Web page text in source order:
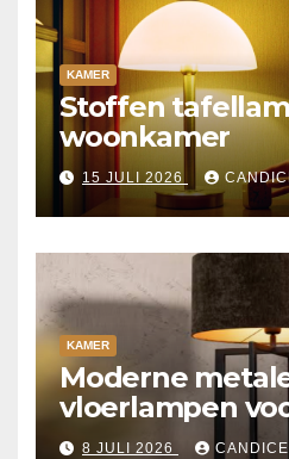
KAMER
Stoffen
woonkamer
15 JULI 2026
KAMER
Moderne
vloerlampen
8 JULI 2026 CANDICE